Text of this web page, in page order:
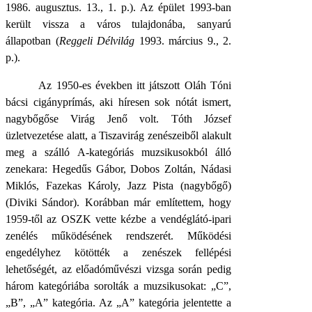
1986. augusztus. 13., 1. p.). Az épület 1993-ban
került vissza a város tulajdonába, sanyarú
állapotban (Reggeli Délvilág 1993. március 9., 2.
p.).
Az 1950-es években itt játszott Oláh Tóni
bácsi cigányprímás, aki híresen sok nótát ismert,
nagybőgőse Virág Jenő volt. Tóth József
üzletvezetése alatt, a Tiszavirág zenészeiből alakult
meg a szálló A-kategóriás muzsikusokból álló
zenekara: Hegedűs Gábor, Dobos Zoltán, Nádasi
Miklós, Fazekas Károly, Jazz Pista (nagybőgő)
(Diviki Sándor). Korábban már említettem, hogy
1959-től az OSZK vette kézbe a vendéglátó-ipari
zenélés működésének rendszerét. Működési
engedélyhez kötötték a zenészek fellépési
lehetőségét, az előadóművészi vizsga során pedig
három kategóriába sorolták a muzsikusokat: „C”,
„B”, „A” kategória. Az „A” kategória jelentette a